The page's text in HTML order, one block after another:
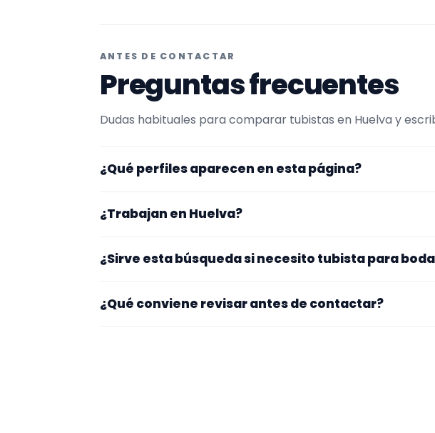
ANTES DE CONTACTAR
Preguntas frecuentes
Dudas habituales para comparar tubistas en Huelva y
¿Qué perfiles aparecen en esta página?
por experiencia o disponibilidad para bodas y eventos.
¿Trabajan en Huelva?
lugar exacto, fechas, desplazamiento y disponibilidad antes
¿Sirve esta búsqueda si necesito tubista para
especialidad principal, repertorio, experiencia previa y
¿Qué conviene revisar antes de contactar?